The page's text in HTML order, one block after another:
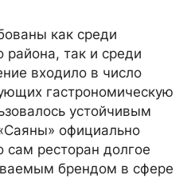
как среди
района, так и среди
входило в число
гастрономическую
устойчивым
официально
ресторан долгое
брендом в сфере